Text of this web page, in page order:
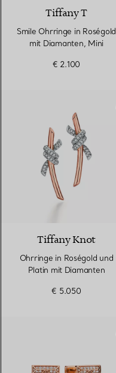
Tiffany T
Smile Ohrringe in Roségold
mit Diamanten, Mini
€ 2.100
Tiffany Knot
Ohrringe in Roségold und
Platin mit Diamanten
€ 5.050